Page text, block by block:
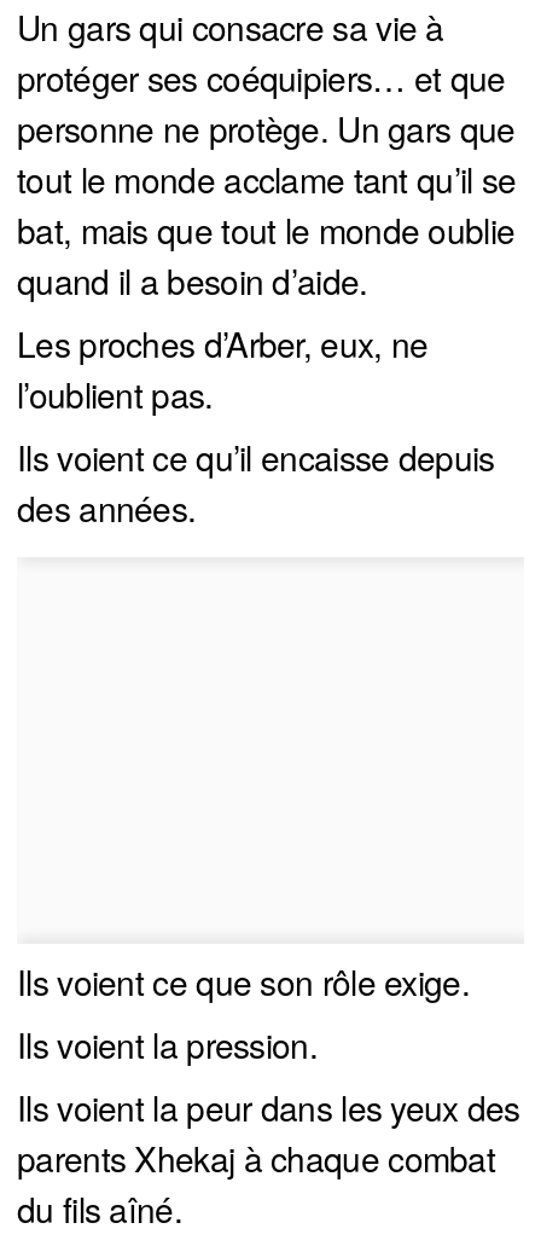
Un gars qui consacre sa vie à
protéger ses coéquipiers… et que
personne ne protège. Un gars que
tout le monde acclame tant qu’il se
bat, mais que tout le monde oublie
quand il a besoin d’aide.
Les proches d’Arber, eux, ne
l’oublient pas.
Ils voient ce qu’il encaisse depuis
des années.
Ils voient ce que son rôle exige.
Ils voient la pression.
Ils voient la peur dans les yeux des
parents Xhekaj à chaque combat
du fils aîné.